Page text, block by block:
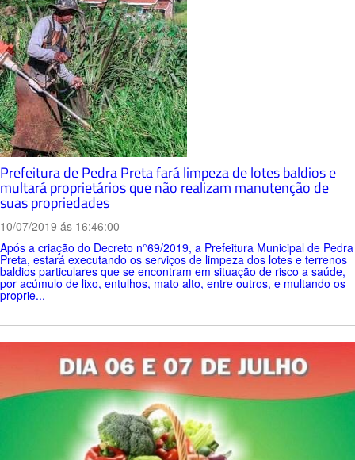
Prefeitura de Pedra Preta fará limpeza de lotes baldios e
multará proprietários que não realizam manutenção de
suas propriedades
10/07/2019 ás 16:46:00
Após a criação do Decreto n°69/2019, a Prefeitura Municipal de Pedra
Preta, estará executando os serviços de limpeza dos lotes e terrenos
baldios particulares que se encontram em situação de risco a saúde,
por acúmulo de lixo, entulhos, mato alto, entre outros, e multando os
proprie...